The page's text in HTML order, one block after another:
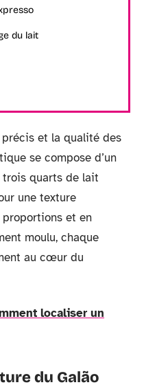
du lait
et la qualité des
se compose d’un
quarts de lait
une texture
et en
moulu, chaque
au cœur du
localiser un
du Galão